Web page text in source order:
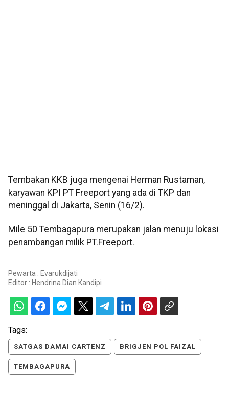
Tembakan KKB juga mengenai Herman Rustaman,
karyawan KPI PT Freeport yang ada di TKP dan
meninggal di Jakarta, Senin (16/2).
Mile 50 Tembagapura merupakan jalan menuju lokasi
penambangan milik PT.Freeport.
Pewarta : Evarukdijati
Editor : Hendrina Dian Kandipi
Tags:
SATGAS DAMAI CARTENZ BRIGJEN POL FAIZAL
TEMBAGAPURA